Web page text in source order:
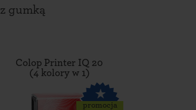
z gumką
Colop Printer IQ 20
(4 kolory w 1)
promocja